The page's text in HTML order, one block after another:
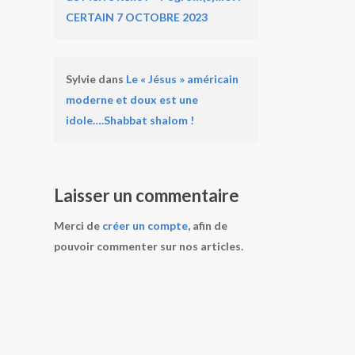
CERTAIN 7 OCTOBRE 2023
Sylviedans Le « Jésus » américain
moderne et doux est une
idole….Shabbat shalom !
Laisser un commentaire
Merci de créer un compte, afin de
pouvoir commenter sur nos articles.